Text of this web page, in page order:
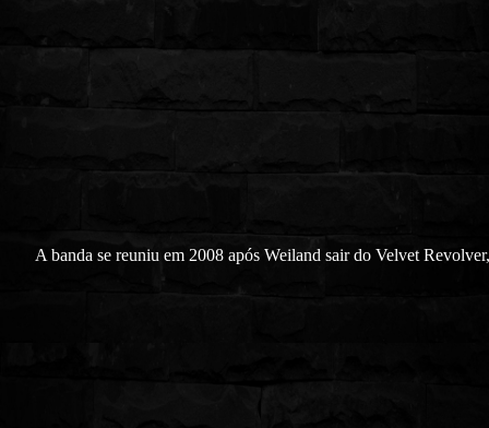
A banda se reuniu em 2008 após Weiland sair do Velvet